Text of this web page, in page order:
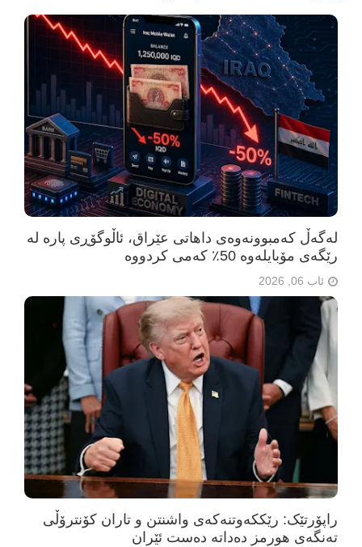
لەگەڵ کەمبوونەوەی داهاتی عێراق، ئاڵوگۆڕی پارە لە
رێگەی مۆبایلەوە 50٪ کەمی کردووە
ئاب 06, 2026
راپۆرتێک: رێککەوتنەکەی واشنتن و تاران کۆنترۆڵی
تەنگەی هورمز دەداتە دەست ئێران